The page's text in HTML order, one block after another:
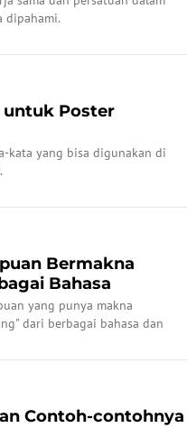
dipahami.
untuk Poster
kata yang bisa digunakan di
Bermakna
Bahasa
yang punya makna
dari berbagai bahasa dan
Contoh-contohnya